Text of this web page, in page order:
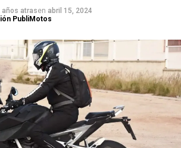
años atrasen abril 15, 2024
PubliMotos